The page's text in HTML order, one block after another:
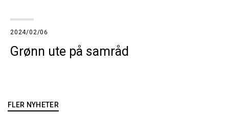
2024/02/06
Grønn ute på samråd
FLER NYHETER